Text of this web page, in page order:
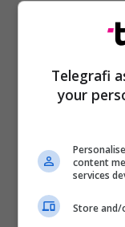
E Majta - Mk
Telegrafi
your
content
services
Store and/